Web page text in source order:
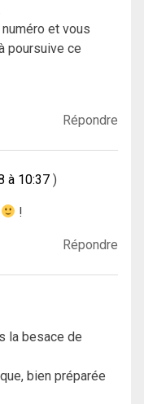
numéro et vous
poursuive ce
Répondre
à 10:37
!
Répondre
la besace de
bien préparée